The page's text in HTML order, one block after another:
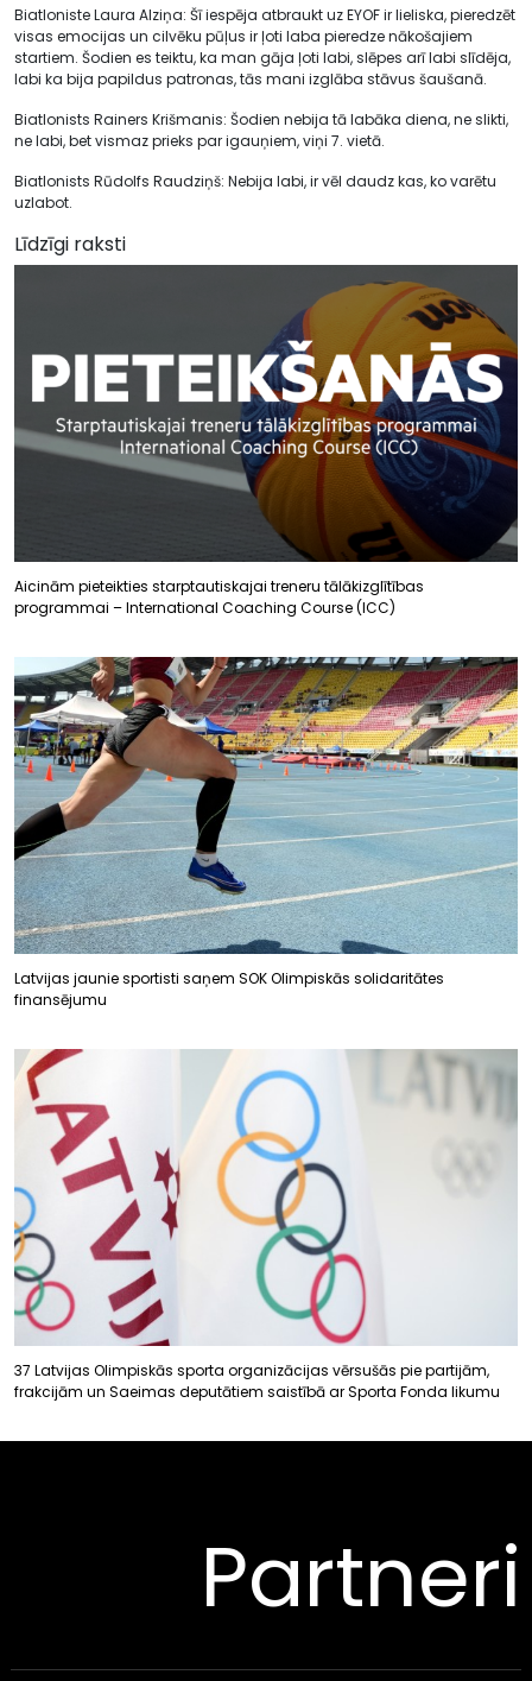
Biatloniste Laura Alziņa: Šī iespēja atbraukt uz EYOF ir lieliska, pieredzēt
visas emocijas un cilvēku pūļus ir ļoti laba pieredze nākošajiem
startiem. Šodien es teiktu, ka man gāja ļoti labi, slēpes arī labi slīdēja,
labi ka bija papildus patronas, tās mani izglāba stāvus šaušanā.
Biatlonists Rainers Krišmanis: Šodien nebija tā labāka diena, ne slikti,
ne labi, bet vismaz prieks par igauņiem, viņi 7. vietā.
Biatlonists Rūdolfs Raudziņš: Nebija labi, ir vēl daudz kas, ko varētu
uzlabot.
Līdzīgi raksti
Aicinām pieteikties starptautiskajai treneru tālākizglītības
programmai – International Coaching Course (ICC)
Latvijas jaunie sportisti saņem SOK Olimpiskās solidaritātes
finansējumu
37 Latvijas Olimpiskās sporta organizācijas vērsušās pie partijām,
frakcijām un Saeimas deputātiem saistībā ar Sporta Fonda likumu
Partneri